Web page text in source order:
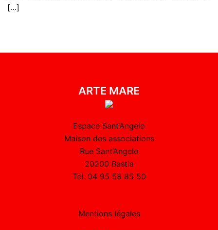
[…]
ARTE MARE
Espace Sant’Angelo
Maison des associations
Rue Sant’Angelo
20200 Bastia
Tél. 04 95 58 85 50
Mentions légales